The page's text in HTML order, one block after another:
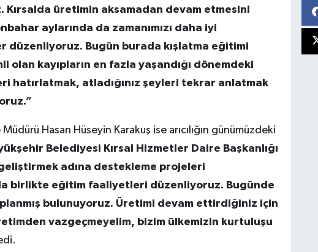
üretimin aksamadan devam etmesini
aylarında da zamanımızı daha iyi
düzenliyoruz. Bugün burada kışlatma eğitimi
olan kayıpların en fazla yaşandığı dönemdeki
hatırlatmak, atladığınız şeyleri tekrar anlatmak
Hasan Hüseyin Karakuş ise arıcılığın günümüzdeki
Belediyesi Kırsal Hizmetler Daire Başkanlığı
geliştirmek adına destekleme projeleri
birlikte eğitim faaliyetleri düzenliyoruz. Bugünde
bulunuyoruz. Üretimi devam ettirdiğiniz için
vazgeçmeyelim, bizim ülkemizin kurtuluşu